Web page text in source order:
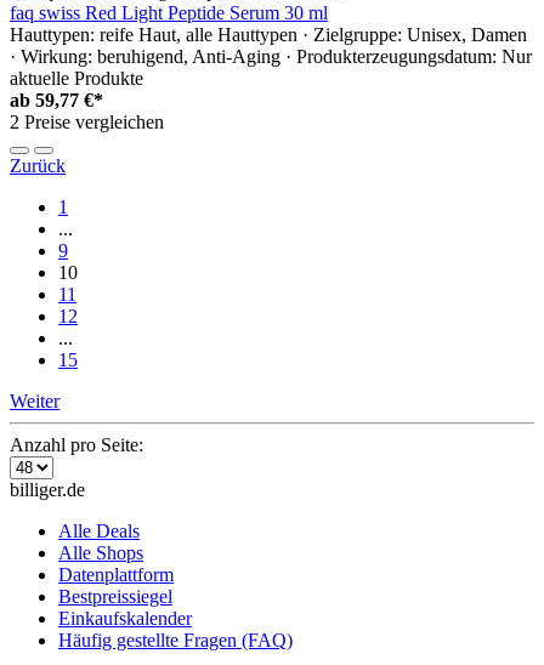
faq swiss Red Light Peptide Serum 30 ml
Hauttypen: reife Haut, alle Hauttypen · Zielgruppe: Unisex, Damen
· Wirkung: beruhigend, Anti-Aging · Produkterzeugungsdatum: Nur
aktuelle Produkte
ab 59,77 €*
2 Preise vergleichen
Zurück
1
...
9
10
11
12
...
15
Weiter
Anzahl pro Seite:
billiger.de
Alle Deals
Alle Shops
Datenplattform
Bestpreissiegel
Einkaufskalender
Häufig gestellte Fragen (FAQ)